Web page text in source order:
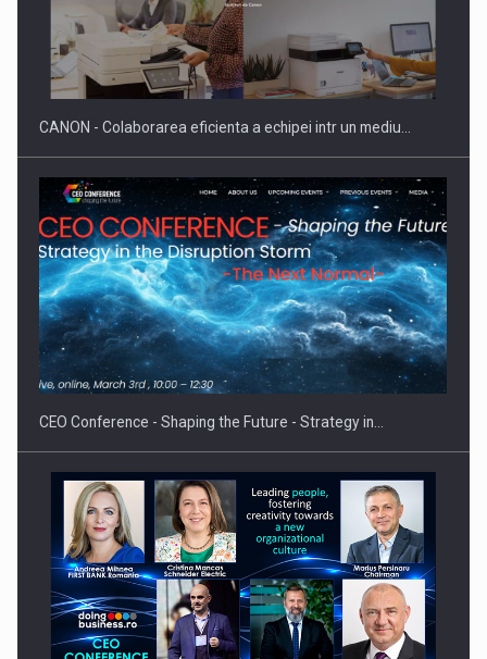
Producatorii si comerciantii care nu se supun noilor
reglementari…
Proteinmaxxing and the Future of Protein Demand
CANON - Colaborarea eficienta a echipei intr un mediu…
CEO Conference - Shaping the Future - Strategy in…